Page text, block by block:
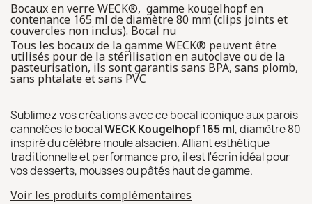
Bocaux en verre WECK®, gamme kougelhopf en
contenance 165 ml de diamètre 80 mm (clips joints et
couvercles non inclus). Bocal nu
Tous les bocaux de la gamme WECK® peuvent être
utilisés pour de la stérilisation en autoclave ou de la
pasteurisation, ils sont garantis sans BPA, sans plomb,
sans phtalate et sans PVC
Sublimez vos créations avec ce bocal iconique aux parois
cannelées le bocalWECK Kougelhopf 165 ml, diamètre 80
inspiré du célèbre moule alsacien. Alliant esthétique
traditionnelle et performance pro, il est l'écrin idéal pour
vos desserts, mousses ou pâtés haut de gamme.
Voir les produits complémentaires